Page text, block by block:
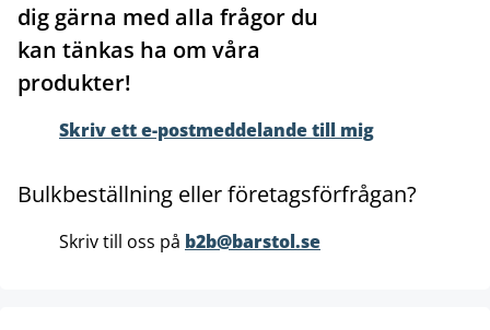
dig gärna med alla frågor du
kan tänkas ha om våra
produkter!
Skriv ett e-postmeddelande till mig
Bulkbeställning eller företagsförfrågan?
Skriv till oss på b2b@barstol.se